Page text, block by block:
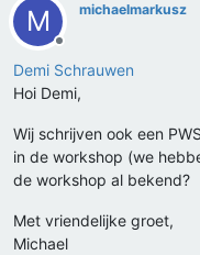
M
Offline
michaelmarkusz
Demi Schrauwen
Hoi Demi,
Wij schrijven ook een
in de workshop (we
de workshop al bekend?
Met vriendelijke groet,
Michael